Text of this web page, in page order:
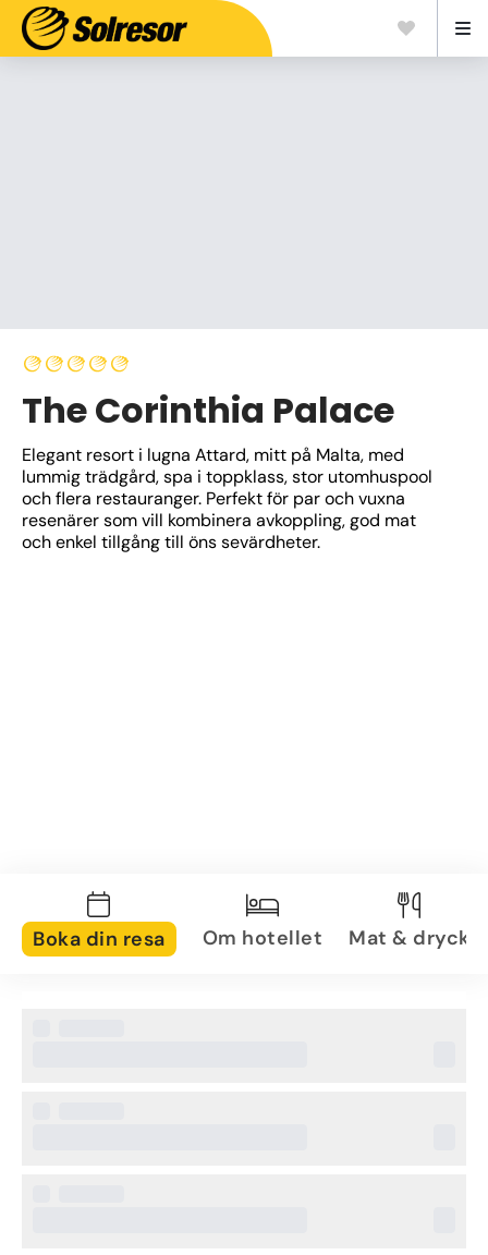
The Corinthia Palace
Elegant resort i lugna Attard, mitt på Malta, med
lummig trädgård, spa i toppklass, stor utomhuspool
och flera restauranger. Perfekt för par och vuxna
resenärer som vill kombinera avkoppling, god mat
och enkel tillgång till öns sevärdheter.
Boka din resa Om hotellet Mat & dryck